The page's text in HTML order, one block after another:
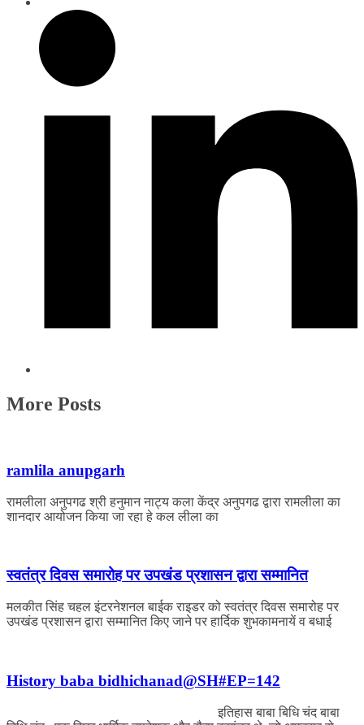
More Posts
ramlila anupgarh
रामलीला अनुपगढ श्री हनुमान नाट्य कला केंद्र अनुपगढ द्वारा रामलीला का
शानदार आयोजन किया जा रहा हे कल लीला का
स्वतंत्र दिवस समारोह पर उपखंड प्रशासन द्वारा सम्मानित
मलकीत सिंह चहल इंटरनेशनल बाईक राइडर को स्वतंत्र दिवस समारोह पर
उपखंड प्रशासन द्वारा सम्मानित किए जाने पर हार्दिक शुभकामनायें व बधाई
History baba bidhichanad@SH#EP=142
इतिहास बाबा बिधि चंद बाबा